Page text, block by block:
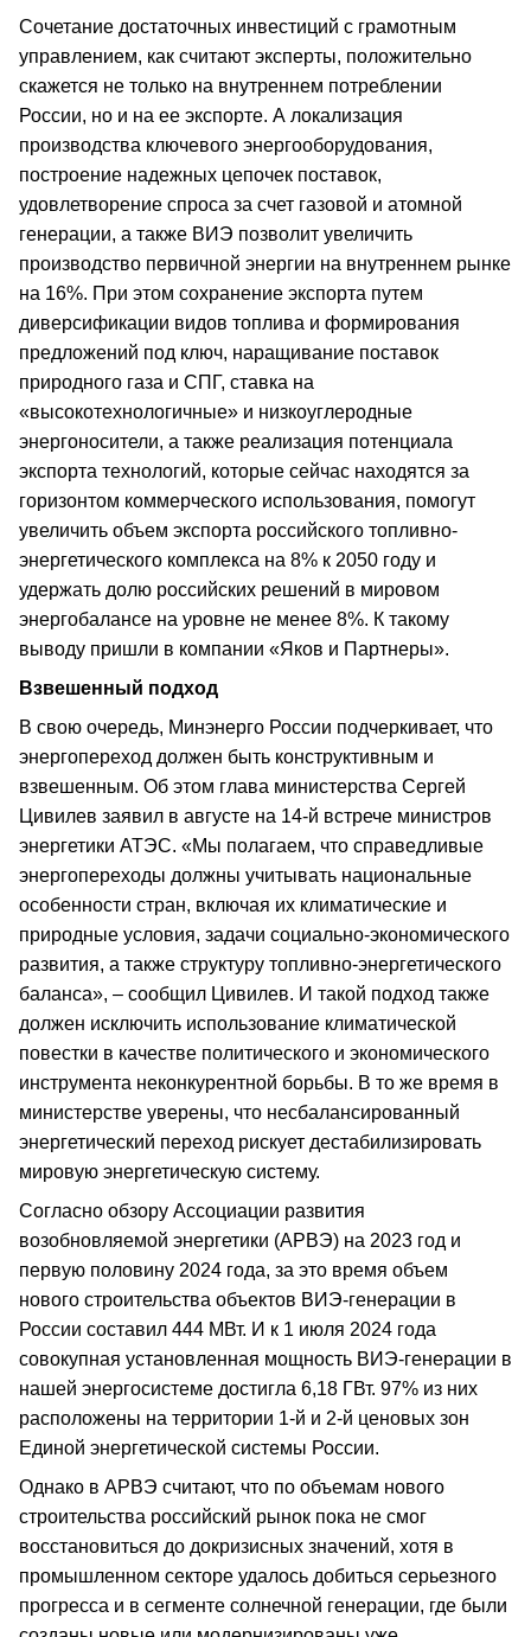
Сочетание достаточных инвестиций с грамотным
управлением, как считают эксперты, положительно
скажется не только на внутреннем потреблении
России, но и на ее экспорте. А локализация
производства ключевого энергооборудования,
построение надежных цепочек поставок,
удовлетворение спроса за счет газовой и атомной
генерации, а также ВИЭ позволит увеличить
производство первичной энергии на внутреннем рынке
на 16%. При этом сохранение экспорта путем
диверсификации видов топлива и формирования
предложений под ключ, наращивание поставок
природного газа и СПГ, ставка на
«высокотехнологичные» и низкоуглеродные
энергоносители, а также реализация потенциала
экспорта технологий, которые сейчас находятся за
горизонтом коммерческого использования, помогут
увеличить объем экспорта российского топливно-
энергетического комплекса на 8% к 2050 году и
удержать долю российских решений в мировом
энергобалансе на уровне не менее 8%. К такому
выводу пришли в компании «Яков и Партнеры».
Взвешенный подход
В свою очередь, Минэнерго России подчеркивает, что
энергопереход должен быть конструктивным и
взвешенным. Об этом глава министерства Сергей
Цивилев заявил в августе на 14-й встрече министров
энергетики АТЭС. «Мы полагаем, что справедливые
энергопереходы должны учитывать национальные
особенности стран, включая их климатические и
природные условия, задачи социально-экономического
развития, а также структуру топливно-энергетического
баланса», – сообщил Цивилев. И такой подход также
должен исключить использование климатической
повестки в качестве политического и экономического
инструмента неконкурентной борьбы. В то же время в
министерстве уверены, что несбалансированный
энергетический переход рискует дестабилизировать
мировую энергетическую систему.
Согласно обзору Ассоциации развития
возобновляемой энергетики (АРВЭ) на 2023 год и
первую половину 2024 года, за это время объем
нового строительства объектов ВИЭ-генерации в
России составил 444 МВт. И к 1 июля 2024 года
совокупная установленная мощность ВИЭ-генерации в
нашей энергосистеме достигла 6,18 ГВт. 97% из них
расположены на территории 1-й и 2-й ценовых зон
Единой энергетической системы России.
Однако в АРВЭ считают, что по объемам нового
строительства российский рынок пока не смог
восстановиться до докризисных значений, хотя в
промышленном секторе удалось добиться серьезного
прогресса и в сегменте солнечной генерации, где были